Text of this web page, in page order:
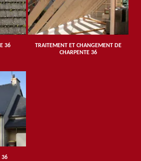
36
TRAITEMENT ET CHANGEMENT DE
CHARPENTE 36
36